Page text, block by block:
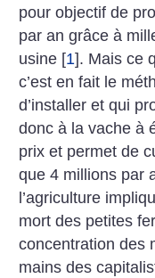
pour objectif de
par an grâce à
usine [1]. Mais ce
c’est en fait le
d’installer et qui
donc à la vache à
prix et permet de
que 4 millions par
l’agriculture
mort des petites
concentration des
mains des